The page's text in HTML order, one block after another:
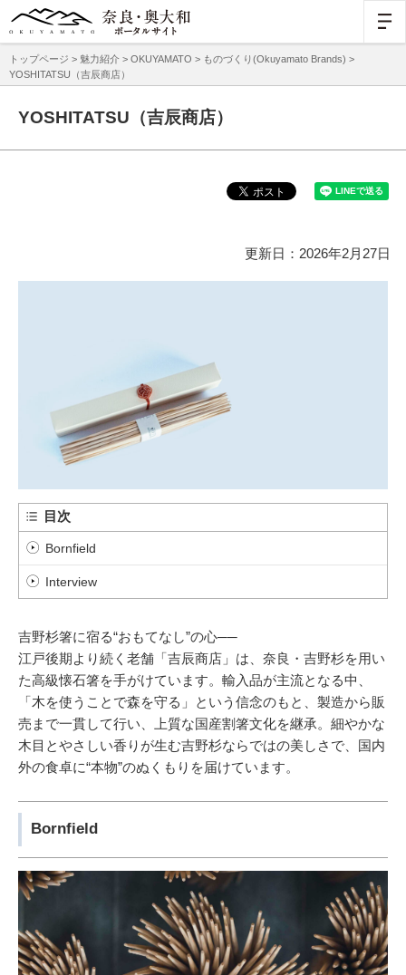
トップページ > 魅力紹介 > OKUYAMATO > ものづくり(Okuyamato Brands) >
YOSHITATSU（吉辰商店）
YOSHITATSU（吉辰商店）
更新日：2026年2月27日
目次
Bornfield
Interview
吉野杉箸に宿る“おもてなし”の心──
江戸後期より続く老舗「吉辰商店」は、奈良・吉野杉を用い
た高級懐石箸を手がけています。輸入品が主流となる中、
「木を使うことで森を守る」という信念のもと、製造から販
売まで一貫して行い、上質な国産割箸文化を継承。細やかな
木目とやさしい香りが生む吉野杉ならではの美しさで、国内
外の食卓に“本物”のぬくもりを届けています。
Bornfield